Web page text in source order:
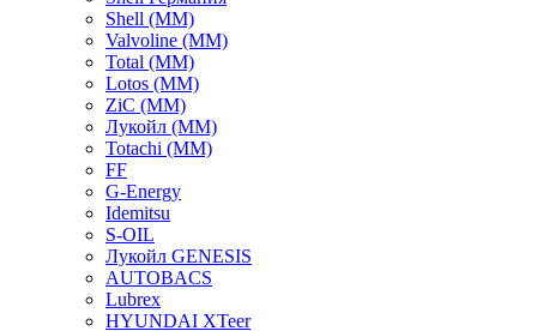
Shell (ММ)
Valvoline (ММ)
Total (ММ)
Lotos (ММ)
ZiC (ММ)
Лукойл (ММ)
Totachi (MM)
FF
G-Energy
Idemitsu
S-OIL
Лукойл GENESIS
AUTOBACS
Lubrex
HYUNDAI XTeer